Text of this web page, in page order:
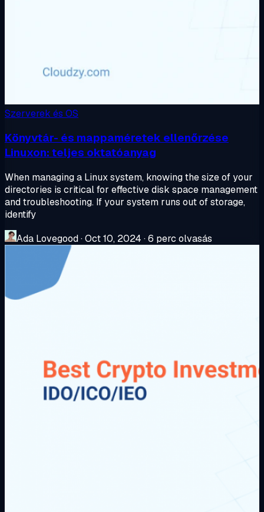
Szerverek és OS
Könyvtár- és mappaméretek ellenőrzése
Linuxon: teljes oktatóanyag
When managing a Linux system, knowing the size of your
directories is critical for effective disk space management
and troubleshooting. If your system runs out of storage,
identify
Ada Lovegood·Oct 10, 2024 ·6 perc olvasás